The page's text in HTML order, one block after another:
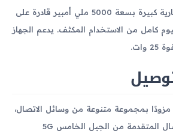
يتميز Galaxy M16 ببطارية كبيرة بسعة 5000 ملي أمبير قادرة على
كامل من الاستخدام المكثف. يدعم الجهاز
يأتي جهاز Galaxy M16 مزودًا بمجموعة متنوعة من وسائل الاتصال،
حيث يدعم شبكات الاتصال المتقدمة من الجيل الخامس 5G